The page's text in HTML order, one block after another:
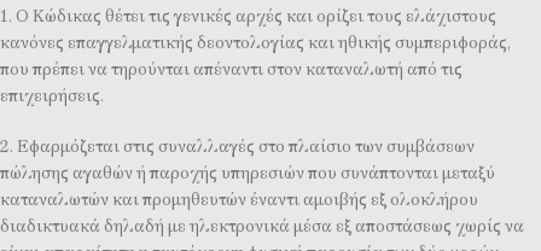
1. Ο Κώδικας θέτει τις γενικές αρχές και ορίζει τους ελάχιστους
κανόνες επαγγελματικής δεοντολογίας και ηθικής συμπεριφοράς,
που πρέπει να τηρούνται απέναντι στον καταναλωτή από τις
επιχειρήσεις.
2. Εφαρμόζεται στις συναλλαγές στο πλαίσιο των συμβάσεων
πώλησης αγαθών ή παροχής υπηρεσιών που συνάπτονται μεταξύ
καταναλωτών και προμηθευτών έναντι αμοιβής εξ ολοκλήρου
διαδικτυακά δηλαδή με ηλεκτρονικά μέσα εξ αποστάσεως χωρίς να